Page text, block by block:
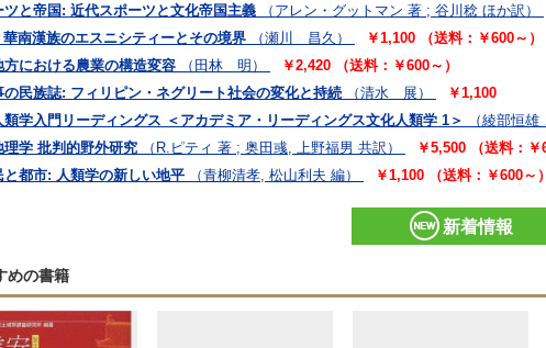
ツと帝国: 近代スポーツと文化帝国主義
（アレン・グットマン 著 ; 谷川稔 ほか訳）
南漢族のエスニシティーとその境界
（瀬川 昌久）
￥1,100 （送料：￥600～）
方における農業の構造変容
（田林 明）
￥2,420 （送料：￥600～）
の民族誌: フィリピン・ネグリート社会の変化と持続
（清水 展）
￥1,100
類学入門リーディングス ＜アカデミア・リーディングス文化人類学 1＞
（綾部恒
理学 批判的野外研究
（R.ピティ 著 ; 奥田彧, 上野福男 共訳）
￥5,500 （送料：￥
と都市: 人類学の新しい地平
（青柳清孝, 松山利夫 編） ￥1,100 （送料：￥600～）
新着情報
めの書籍